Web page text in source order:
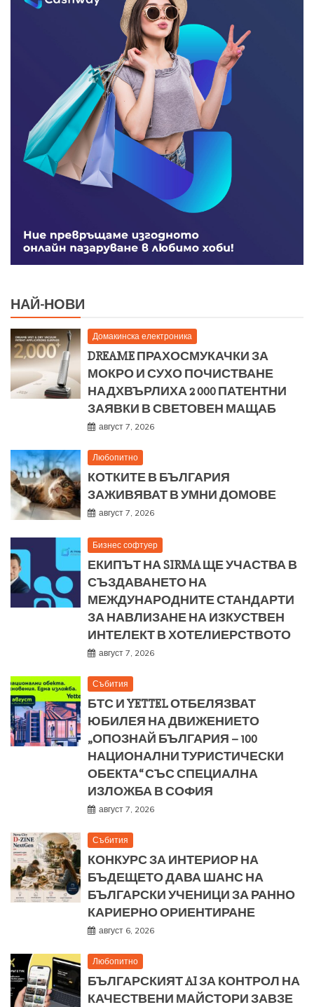
НАЙ-НОВИ
Домакинска електроника
DREAME ПРАХОСМУКАЧКИ ЗА
МОКРО И СУХО ПОЧИСТВАНЕ
НАДХВЪРЛИХА 2 000 ПАТЕНТНИ
ЗАЯВКИ В СВЕТОВЕН МАЩАБ
август 7, 2026
Любопитно
КОТКИТЕ В БЪЛГАРИЯ
ЗАЖИВЯВАТ В УМНИ ДОМОВЕ
август 7, 2026
Бизнес софтуер
ЕКИПЪТ НА SIRMA ЩЕ УЧАСТВА В
СЪЗДАВАНЕТО НА
МЕЖДУНАРОДНИТЕ СТАНДАРТИ
ЗА НАВЛИЗАНЕ НА ИЗКУСТВЕН
ИНТЕЛЕКТ В ХОТЕЛИЕРСТВОТО
август 7, 2026
Събития
БТС И YETTEL ОТБЕЛЯЗВАТ
ЮБИЛЕЯ НА ДВИЖЕНИЕТО
„ОПОЗНАЙ БЪЛГАРИЯ – 100
НАЦИОНАЛНИ ТУРИСТИЧЕСКИ
ОБЕКТА“ СЪС СПЕЦИАЛНА
ИЗЛОЖБА В СОФИЯ
август 7, 2026
Събития
КОНКУРС ЗА ИНТЕРИОР НА
БЪДЕЩЕТО ДАВА ШАНС НА
БЪЛГАРСКИ УЧЕНИЦИ ЗА РАННО
КАРИЕРНО ОРИЕНТИРАНЕ
август 6, 2026
Любопитно
БЪЛГАРСКИЯТ AI ЗА КОНТРОЛ НА
КАЧЕСТВЕНИ МАЙСТОРИ ЗАВЗЕ